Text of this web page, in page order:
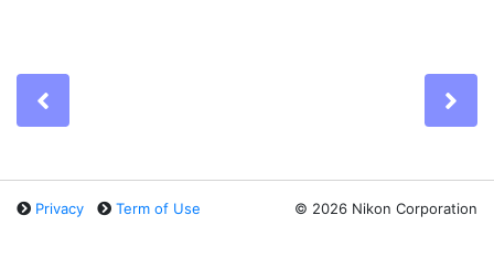
Privacy Term of Use © 2026 Nikon Corporation